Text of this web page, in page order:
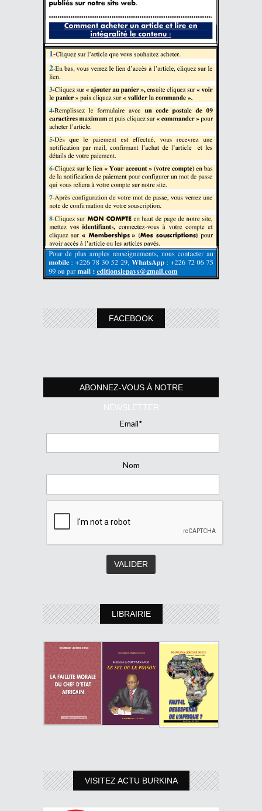
FACEBOOK
ABONNEZ-VOUS À NOTRE
NEWSLETTER
Email*
Nom
LIBRAIRIE
VISITEZ ACTU BURKINA